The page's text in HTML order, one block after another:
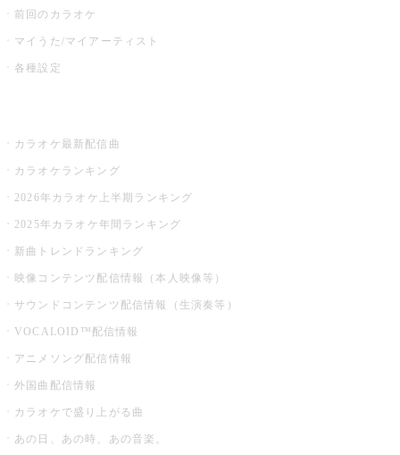
前回のカラオケ
マイうた/マイアーティスト
各種設定
カラオケ最新配信曲
カラオケランキング
2026年カラオケ上半期ランキング
2025年カラオケ年間ランキング
新曲トレンドランキング
映像コンテンツ配信情報（本人映像等）
サウンドコンテンツ配信情報（生演奏等）
VOCALOID™配信情報
アニメソング配信情報
外国曲配信情報
カラオケで盛り上がる曲
あの日、あの時、あの音楽。